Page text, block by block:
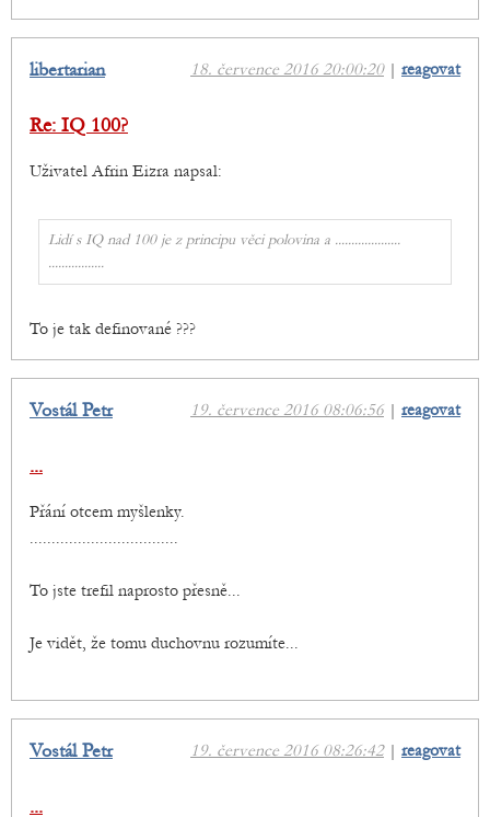
18. července 2016 20:00:20| reagovat
libertarian
Re: IQ 100?
Uživatel Afrin Eizra napsal:
Lidí s IQ nad 100 je z principu věci polovina a ....................
.................
To je tak definované ???
19. července 2016 08:06:56 | reagovat
Vostál Petr
...
Přání otcem myšlenky.
..................................
To jste trefil naprosto přesně...
Je vidět, že tomu duchovnu rozumíte...
19. července 2016 08:26:42| reagovat
Vostál Petr
...